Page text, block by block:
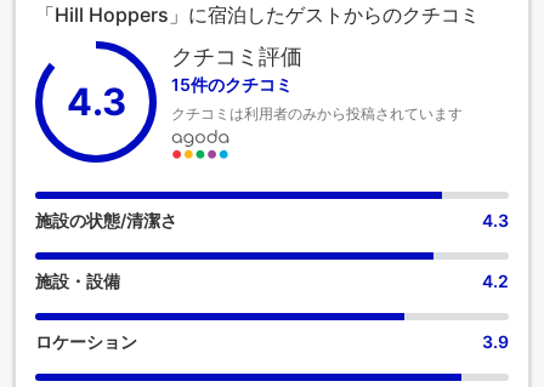
リラックスが必要な方のために、ご滞在がより快適で楽しく
なるよう、ルームサービスをご用意しております。 居心地の
良さを追求した各客室は、快適さを保ちながら、静かな眠り
をお約束する様々な機能を備えています。 一部の客室では、
お客様の利便性と満足のために、エアコンやリネンサービス
を提供しています。 Hill Hoppersのユニークに仕立てられた
客室では、独立したリビングルームやバルコニーやテラスに
似たレイアウトをお選びいただけます。 一部の客室では、室
内ビデオストリーミング、日刊新聞、テレビなどのアミュー
お飲み物をご用意しております。 エレガントなエグゼクティ
ブラウンジでは、豪華なアメニティと雰囲気を味わっていた
だけます。 当宿泊施設内にあるカフェで上質なコーヒーを楽
しみながら、リフレッシュした気分で一日を始めましょう。
「Hill Hoppers」に宿泊したゲストからのクチコミ
4.3
クチコミ評価
15件のクチコミ
クチコミは利用者のみから投稿されています
施設の状態/清潔さ 4.3
施設・設備 4.2
ロケーション 3.9